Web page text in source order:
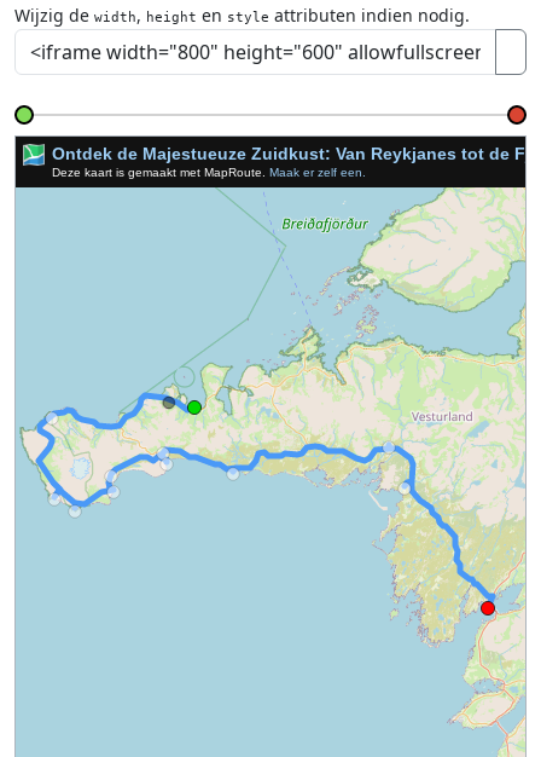
Wijzig de width, height en style attributen indien nodig.